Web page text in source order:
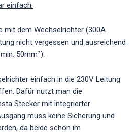
einfach:
mit dem Wechselrichter (300A
nicht vergessen und ausreichend
50mm²).
einfach in die 230V Leitung
Dafür nutzt man die
Stecker mit integrierter
muss keine Sicherung und
da beide schon im